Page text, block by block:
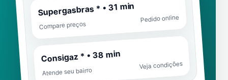
Supergasbras * • 31 min
Compare preços
Pedido online
Consigaz * • 38 min
Atende seu bairro
Veja condições